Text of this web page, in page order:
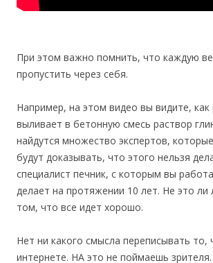
При этом важно помнить, что каждую
пропустить через себя.
Например, на этом видео вы видите, как
выливает в бетонную смесь раствор
найдутся множество экспертов,
будут доказывать, что этого нельзя
специалист печник, с которым вы
делает на протяжении 10 лет. Не это ли
том, что все идет хорошо.
Нет ни какого смысла переписывать то,
интернете. НА это не поймаешь зрителя.